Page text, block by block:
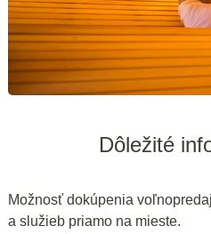
Dôležité
Možnosť dokúpenia
a služieb priamo na mieste.